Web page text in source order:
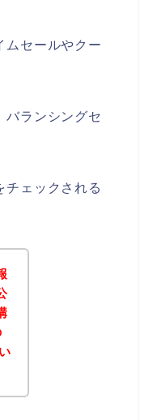
ムセールやクー
バランシングセ
チェックされる